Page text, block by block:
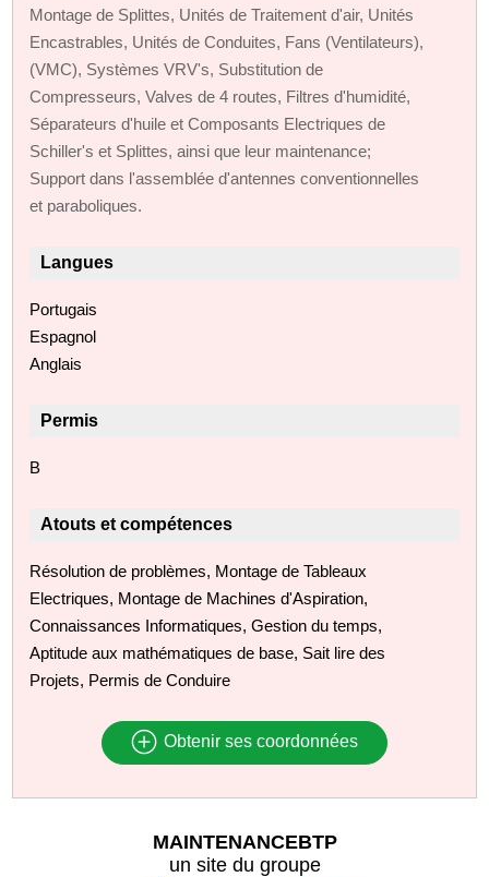
Montage de Splittes, Unités de Traitement d'air, Unités
Encastrables, Unités de Conduites, Fans (Ventilateurs),
(VMC), Systèmes VRV's, Substitution de
Compresseurs, Valves de 4 routes, Filtres d'humidité,
Séparateurs d'huile et Composants Electriques de
Schiller's et Splittes, ainsi que leur maintenance;
Support dans l'assemblée d'antennes conventionnelles
et paraboliques.
Langues
Portugais
Espagnol
Anglais
Permis
B
Atouts et compétences
Résolution de problèmes, Montage de Tableaux
Electriques, Montage de Machines d'Aspiration,
Connaissances Informatiques, Gestion du temps,
Aptitude aux mathématiques de base, Sait lire des
Projets, Permis de Conduire
Obtenir ses coordonnées
MAINTENANCEBTP
un site du groupe